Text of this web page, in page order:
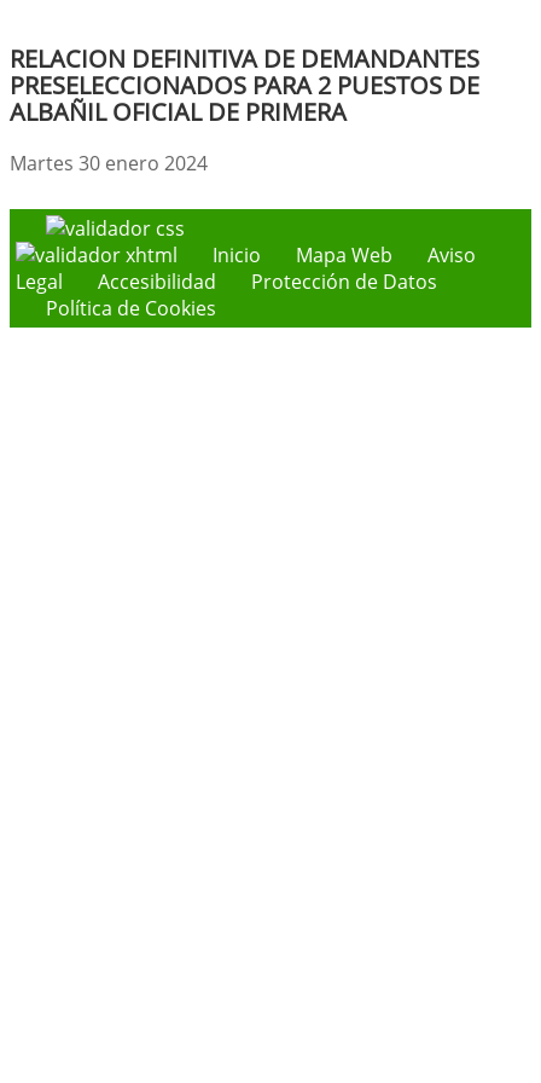
RELACION DEFINITIVA DE DEMANDANTES
PRESELECCIONADOS PARA 2 PUESTOS DE
ALBAÑIL OFICIAL DE PRIMERA
Martes 30 enero 2024
Inicio Mapa Web
Aviso
Legal
Accesibilidad
Protección de Datos
Política de Cookies